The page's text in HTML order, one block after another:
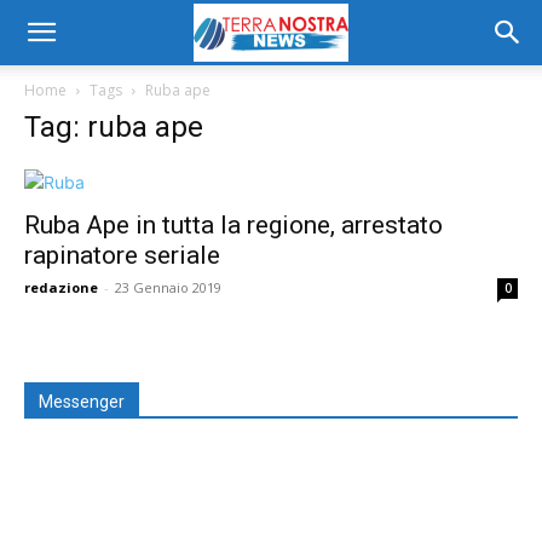
Home Tags Ruba ape
Tag: ruba ape
Ruba Ape in tutta la regione, arrestato
rapinatore seriale
redazione - 23 Gennaio 2019 0
Messenger